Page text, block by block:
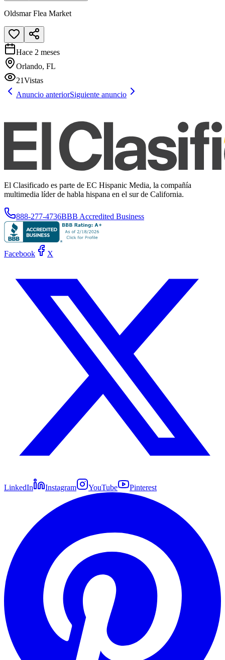
Oldsmar Flea Market
Hace 2 meses
Orlando, FL
21Vistas
Anuncio anteriorSiguiente anuncio
El Clasificado es parte de EC Hispanic Media, la compañía
multimedia líder de habla hispana en el sur de California.
888-277-4736BBB Accredited Business
Facebook X
LinkedIn Instagram YouTube Pinterest